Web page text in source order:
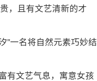
，且有文艺清新的才
”一名将自然元素巧妙结
有文艺气息，寓意女孩